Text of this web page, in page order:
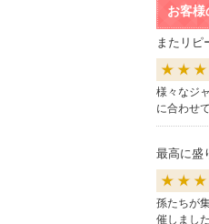
お客様
またリピ
様々なジ
に合わせ
最高に盛
孫たちが
催しまし